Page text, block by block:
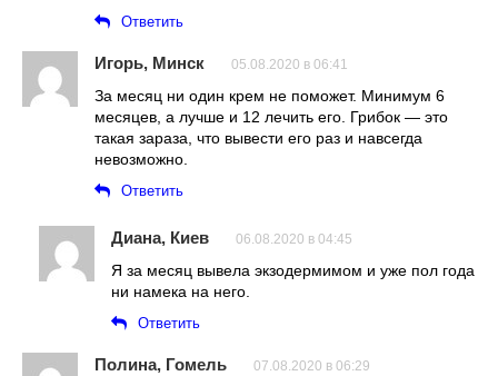
Ответить
Игорь, Минск 05.08.2020 в 06:41
За месяц ни один крем не поможет. Минимум 6
месяцев, а лучше и 12 лечить его. Грибок — это
такая зараза, что вывести его раз и навсегда
невозможно.
Ответить
Диана, Киев 06.08.2020 в 04:45
Я за месяц вывела экзодермимом и уже пол года
ни намека на него.
Ответить
Полина, Гомель 07.08.2020 в 06:29